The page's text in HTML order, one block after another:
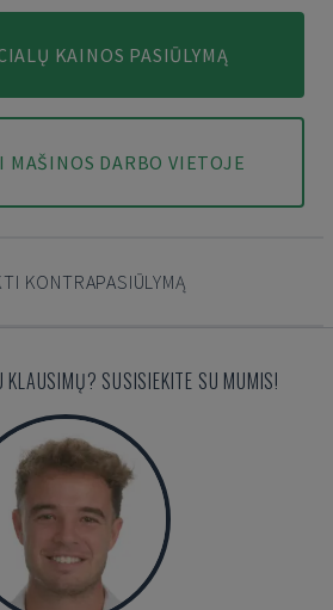
KAINOS PASIŪLYMĄ
MAŠINOS DARBO VIETOJE
KONTRAPASIŪLYMĄ
KLAUSIMŲ? SUSISIEKITE SU MUMIS!